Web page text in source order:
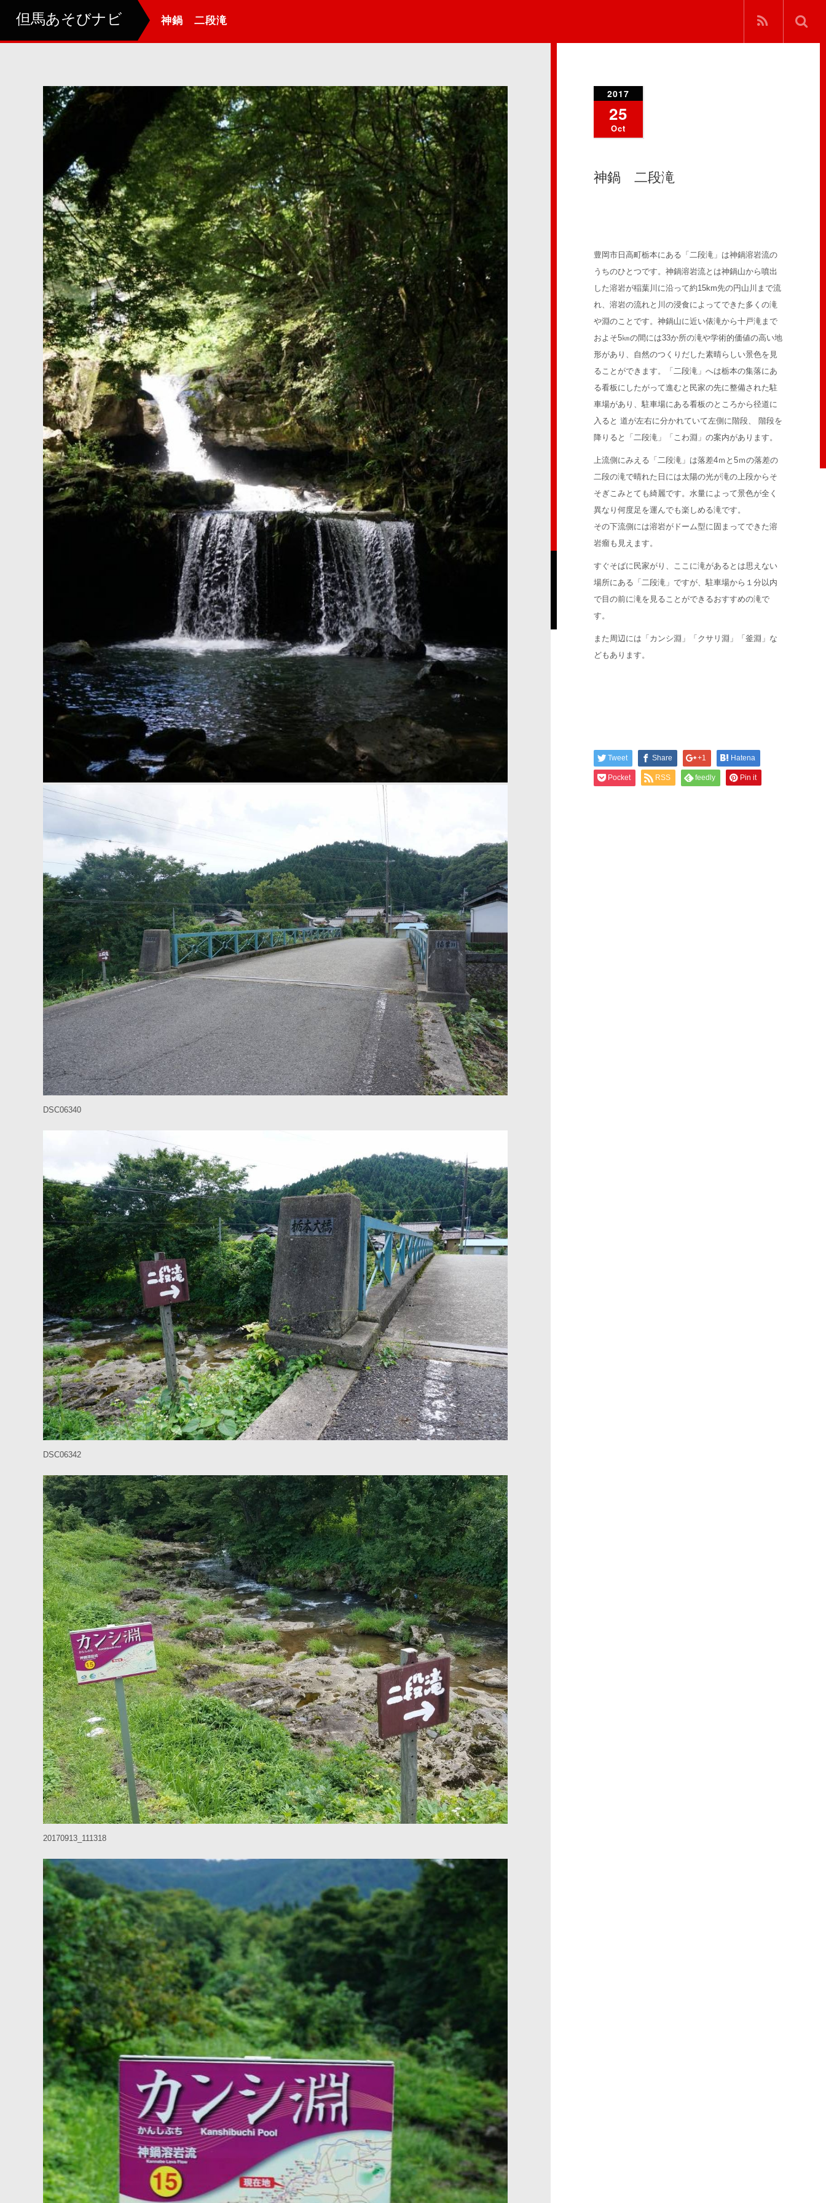
但馬あそびナビ 神鍋 二段滝
DSC06340
DSC06342
20170913_111318
2017
25
Oct
神鍋 二段滝
豊岡市日高町栃本にある「二段滝」は神鍋溶岩流の
うちのひとつです。神鍋溶岩流とは神鍋山から噴出
した溶岩が稲葉川に沿って約15km先の円山川まで流
れ、溶岩の流れと川の浸食によってできた多くの滝
や淵のことです。神鍋山に近い俵滝から十戸滝まで
およそ5㎞の間には33か所の滝や学術的価値の高い地
形があり、自然のつくりだした素晴らしい景色を見
ることができます。「二段滝」へは栃本の集落にあ
る看板にしたがって進むと民家の先に整備された駐
車場があり、駐車場にある看板のところから径道に
入ると 道が左右に分かれていて左側に階段、 階段を
降りると「二段滝」「こわ淵」の案内があります。
上流側にみえる「二段滝」は落差4ｍと5ｍの落差の
二段の滝で晴れた日には太陽の光が滝の上段からそ
そぎこみとても綺麗です。水量によって景色が全く
異なり何度足を運んでも楽しめる滝です。
その下流側には溶岩がドーム型に固まってできた溶
岩瘤も見えます。
すぐそばに民家がり、ここに滝があるとは思えない
場所にある「二段滝」ですが、駐車場から１分以内
で目の前に滝を見ることができるおすすめの滝で
す。
また周辺には「カンシ淵」「クサリ淵」「釜淵」な
どもあります。
Tweet Share +1 Hatena
Pocket RSS feedly Pin it